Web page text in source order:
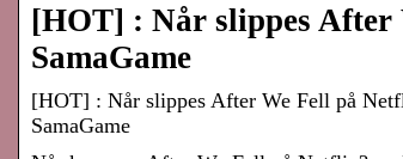
[HOT] : Når slippes
SamaGame
[HOT] : Når slippes After We Fell på
SamaGame